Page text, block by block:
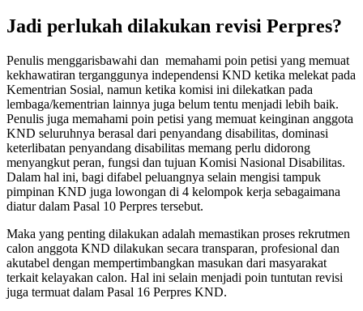
Jadi perlukah dilakukan revisi Perpres?
Penulis menggarisbawahi dan memahami poin petisi yang memuat
kekhawatiran terganggunya independensi KND ketika melekat pada
Kementrian Sosial, namun ketika komisi ini dilekatkan pada
lembaga/kementrian lainnya juga belum tentu menjadi lebih baik.
Penulis juga memahami poin petisi yang memuat keinginan anggota
KND seluruhnya berasal dari penyandang disabilitas, dominasi
keterlibatan penyandang disabilitas memang perlu didorong
menyangkut peran, fungsi dan tujuan Komisi Nasional Disabilitas.
Dalam hal ini, bagi difabel peluangnya selain mengisi tampuk
pimpinan KND juga lowongan di 4 kelompok kerja sebagaimana
diatur dalam Pasal 10 Perpres tersebut.
Maka yang penting dilakukan adalah memastikan proses rekrutmen
calon anggota KND dilakukan secara transparan, profesional dan
akutabel dengan mempertimbangkan masukan dari masyarakat
terkait kelayakan calon. Hal ini selain menjadi poin tuntutan revisi
juga termuat dalam Pasal 16 Perpres KND.